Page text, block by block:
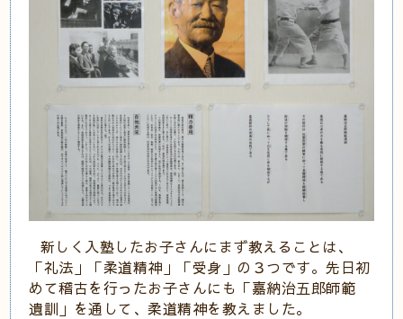
新しく入塾したお子さんにまず教えることは、
「礼法」「柔道精神」「受身」の３つです。先日初
めて稽古を行ったお子さんにも「嘉納治五郎師範
遺訓」を通して、柔道精神を教えました。